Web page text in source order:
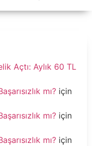
Açtı: Aylık 60 TL
mı? için
mı? için
mı? için